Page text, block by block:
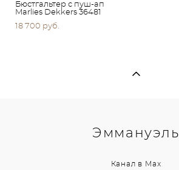
Бюстгальтер с пуш-ап
Marlies Dekkers 36481
18 700 pуб.
Эммануэль
Канал в Max